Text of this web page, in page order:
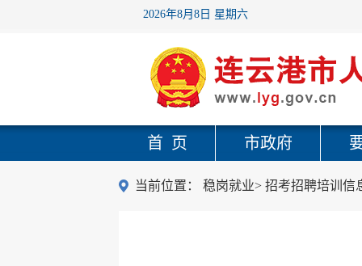
2026年8月8日 星期六
首 页 市政府
当前位置： 稳岗就业> 招考招聘培训信